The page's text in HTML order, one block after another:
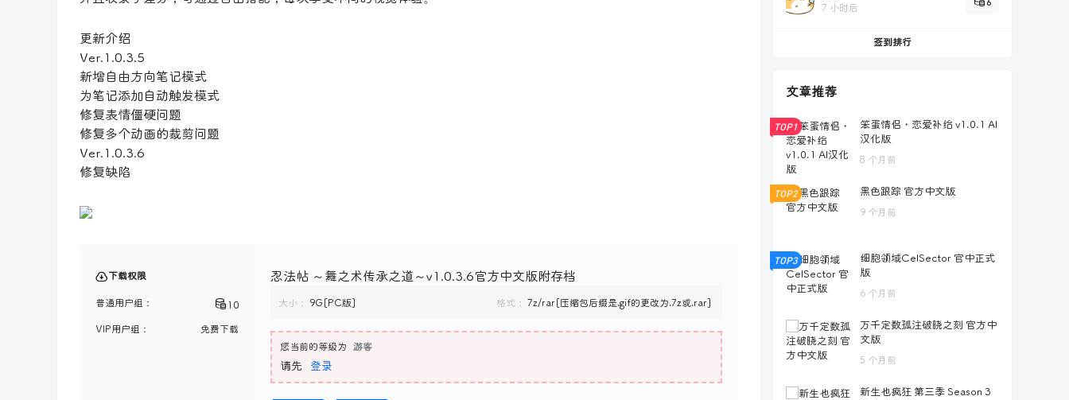
更新介绍
Ver.1.0.3.5
新增自由方向笔记模式
为笔记添加自动触发模式
修复表情僵硬问题
修复多个动画的裁剪问题
Ver.1.0.3.6
修复缺陷
下载权限
普通用户组： 10
VIP用户组： 免费下载
忍法帖 ～舞之术传承之道～v1.0.3.6官方中文版附存档
大小： 9G[PC版] 格式： 7z/rar[压缩包后缀是.gif的更改为.7z或.rar]
您当前的等级为 游客
请先 登录
7 小时后
签到排行
文章推荐
TOP1
笨蛋情侣・恋爱补给 v1.0.1 AI
汉化版
8 个月前
TOP2 黑色跟踪 官方中文版
9 个月前
TOP3
细胞领域CelSector 官中正式
版
6 个月前
万千定数孤注破晓之刻 官方中
文版
5 个月前
新生也疯狂 第三季 Season 3